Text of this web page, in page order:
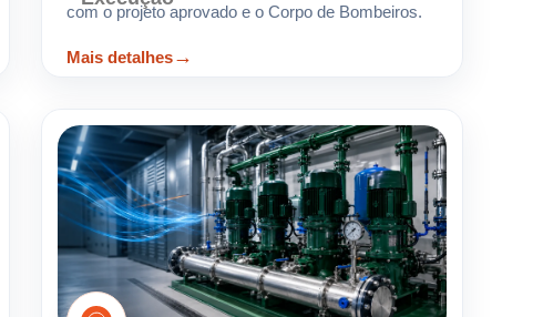
com o projeto aprovado e o Corpo de Bombeiros.
Mais detalhes